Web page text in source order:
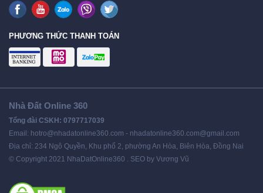
PHƯƠNG THỨC THANH TOÁN
Nhà Đất Online 360
Tổng đài CSKH: 0797717039
Email: hotro@nhadatonline360.com - nhadatonline360.com@gmail.com
Địa chỉ: 234 Ngô Quyền, Khu phố 2, phường An Hòa, Biên Hòa, Đồng Nai
© Copyright 2021 NhaDatOnline360 . SEO by Vương Vũ